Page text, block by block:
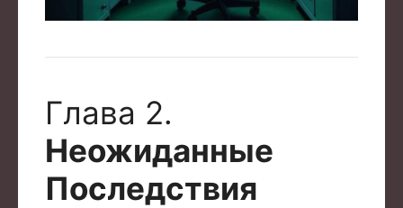
Глава 2.
Неожиданные
Последствия